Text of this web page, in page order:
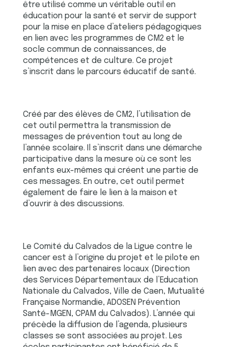
être utilisé comme un véritable outil en
éducation pour la santé et servir de support
pour la mise en place d’ateliers pédagogiques
en lien avec les programmes de CM2 et le
socle commun de connaissances, de
compétences et de culture. Ce projet
s’inscrit dans le parcours éducatif de santé.
Créé par des élèves de CM2, l’utilisation de
cet outil permettra la transmission de
messages de prévention tout au long de
l’année scolaire. Il s’inscrit dans une démarche
participative dans la mesure où ce sont les
enfants eux-mêmes qui créent une partie de
ces messages. En outre, cet outil permet
également de faire le lien à la maison et
d’ouvrir à des discussions.
Le Comité du Calvados de la Ligue contre le
cancer est à l’origine du projet et le pilote en
lien avec des partenaires locaux (Direction
des Services Départementaux de l’Education
Nationale du Calvados, Ville de Caen, Mutualité
Française Normandie, ADOSEN Prévention
Santé-MGEN, CPAM du Calvados). L’année qui
précède la diffusion de l’agenda, plusieurs
classes se sont associées au projet. Les